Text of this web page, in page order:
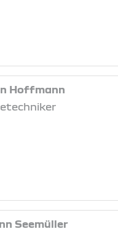
Hoffmann
Seemüller